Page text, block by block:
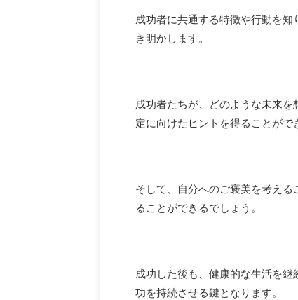
成功者に共通する特徴や行動を
き明かします。
成功者たちが、どのような未来
定に向けたヒントを得ることがで
そして、自分へのご褒美を考え
ることができるでしょう。
成功した後も、健康的な生活を
功を持続させる鍵となります。